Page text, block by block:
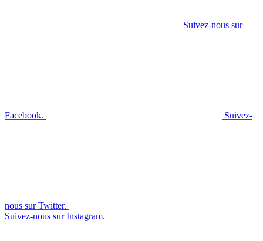
Suivez-nous sur
Facebook. Suivez-
nous sur Twitter.
Suivez-nous sur Instagram.